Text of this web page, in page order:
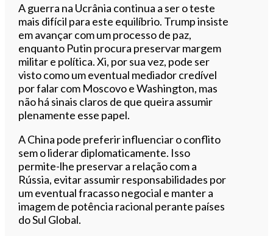
A guerra na Ucrânia continua a ser o teste
mais difícil para este equilíbrio. Trump insiste
em avançar com um processo de paz,
enquanto Putin procura preservar margem
militar e política. Xi, por sua vez, pode ser
visto como um eventual mediador credível
por falar com Moscovo e Washington, mas
não há sinais claros de que queira assumir
plenamente esse papel.
A China pode preferir influenciar o conflito
sem o liderar diplomaticamente. Isso
permite-lhe preservar a relação com a
Rússia, evitar assumir responsabilidades por
um eventual fracasso negocial e manter a
imagem de potência racional perante países
do Sul Global.